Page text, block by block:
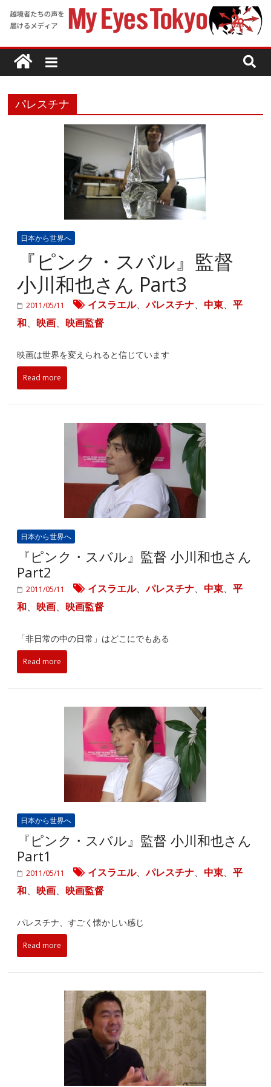
パレスチナ
日本から世界へ
『ピンク・スバル』監督
小川和也さん Part3
2011/05/11 イスラエル、パレスチナ、中東、平
和、映画、映画監督
映画は世界を変えられると信じています
Read more
日本から世界へ
『ピンク・スバル』監督 小川和也さん
Part2
2011/05/11 イスラエル、パレスチナ、中東、平
和、映画、映画監督
「非日常の中の日常」はどこにでもある
Read more
日本から世界へ
『ピンク・スバル』監督 小川和也さん
Part1
2011/05/11 イスラエル、パレスチナ、中東、平
和、映画、映画監督
パレスチナ、すごく懐かしい感じ
Read more